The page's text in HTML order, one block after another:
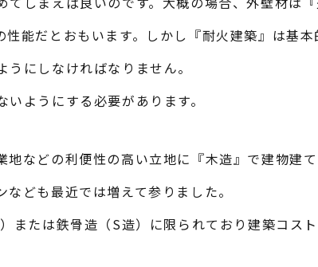
能だとおもいます。しかし『耐火建築』は基
にしなければなりません。
ようにする必要があります。
などの利便性の高い立地に『木造』で建物建
ども最近では増えて参りました。
または鉄骨造（S造）に限られており建築コス